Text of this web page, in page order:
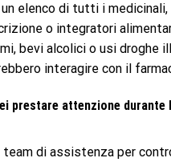
elenco di tutti i medicinali,
o integratori
bevi alcolici o usi droghe
interagire con il
prestare attenzione durante
di assistenza per